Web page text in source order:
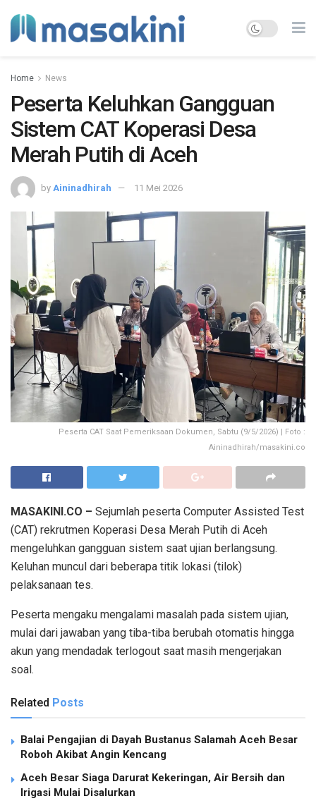
Home News
Peserta Keluhkan Gangguan
Sistem CAT Koperasi Desa
Merah Putih di Aceh
by Aininadhirah 11 Mei 2026
Peserta CAT Saat Pemeriksaan Dokumen, Sabtu (9/5/2026) | Foto :
Aininadhirah/masakini.co
MASAKINI.CO – Sejumlah peserta Computer Assisted Test
(CAT) rekrutmen Koperasi Desa Merah Putih di Aceh
mengeluhkan gangguan sistem saat ujian berlangsung.
Keluhan muncul dari beberapa titik lokasi (tilok)
pelaksanaan tes.
Peserta mengaku mengalami masalah pada sistem ujian,
mulai dari jawaban yang tiba-tiba berubah otomatis hingga
akun yang mendadak terlogout saat masih mengerjakan
soal.
Related Posts
Balai Pengajian di Dayah Bustanus Salamah Aceh Besar
Roboh Akibat Angin Kencang
Aceh Besar Siaga Darurat Kekeringan, Air Bersih dan
Irigasi Mulai Disalurkan